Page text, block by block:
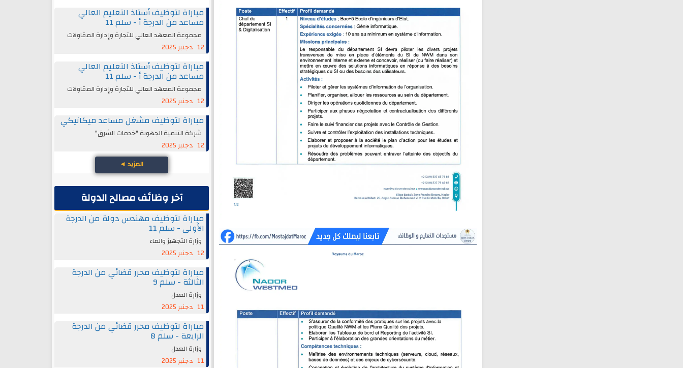
مباراة لتوظيف أستاذ التعليم العالي
مساعد من الدرجة أ - سلم 11
مجموعة المعهد العالي للتجارة وإدارة المقاولات
12 دجنبر 2025
مباراة لتوظيف أستاذ التعليم العالي
مساعد من الدرجة أ - سلم 11
مجموعة المعهد العالي للتجارة وإدارة المقاولات
12 دجنبر 2025
مباراة لتوظيف مشغل مساعد ميكانيكي
شركة التنمية الجهوية "خدمات الشرق"
12 دجنبر 2025
المزيد ◄
آخر وظائف مصالح الدولة
مباراة لتوظيف مهندس دولة من الدرجة
الأولى - سلم 11
وزارة التجهيز والماء
12 دجنبر 2025
مباراة لتوظيف محرر قضائي من الدرجة
الثالثة - سلم 9
وزارة العدل
11 دجنبر 2025
مباراة لتوظيف محرر قضائي من الدرجة
الرابعة - سلم 8
وزارة العدل
11 دجنبر 2025